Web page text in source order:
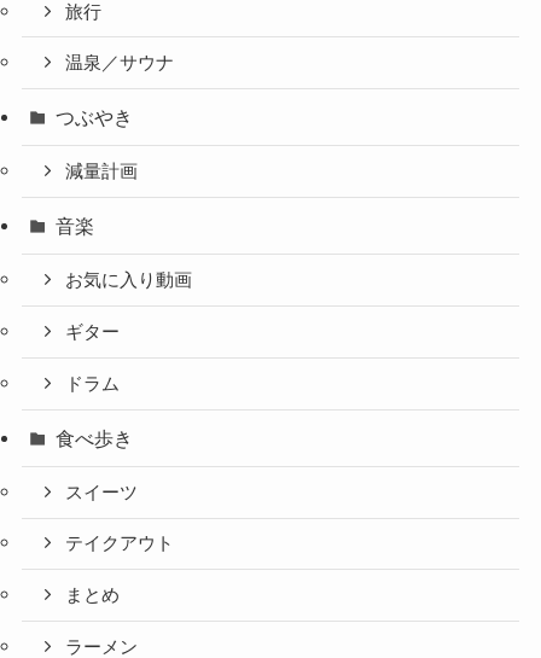
旅行
温泉／サウナ
つぶやき
減量計画
音楽
お気に入り動画
ギター
ドラム
食べ歩き
スイーツ
テイクアウト
まとめ
ラーメン